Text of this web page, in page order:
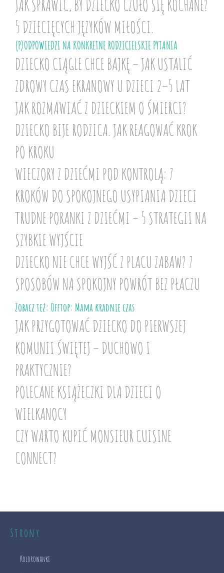
JAK SPRAWIĆ, BY DZIECKO CZUŁO SIĘ KOCHANE?
5 DZIECIĘCYCH JĘZYKÓW MIŁOŚCI.
(P)ODPOWIEDZI NA KONKRETNE RODZICIELSKIE PYTANIA
DZIECKO CIĄGLE CHCE BAJKĘ – JAK USTALIĆ
ZDROWY CZAS EKRANOWY U DZIECI 2–5 LAT
JAK ROZMAWIAĆ Z DZIECKIEM O ŚMIERCI?
DZIECKO BIJE RODZICA. JAK REAGOWAĆ KROK
PO KROKU
WIECZORY Z DZIEĆMI POD KONTROLĄ: 7
KROKÓW DO SPOKOJNEGO USYPIANIA DZIECI
TRUDNE PORANKI Z DZIEĆMI – 5 STRATEGII NA
SZYBKIE WYJŚCIE
DZIECKO NIE CHCE WYJŚĆ Z PLACU ZABAW? 7
SPOSOBÓW NA SPOKOJNY POWRÓT BEZ PŁACZU
Zobacz też: Offtop: Mama kradnie czas
JAK PRZYGOTOWAĆ DZIECKO DO PIERWSZEJ
KOMUNII ŚWIĘTEJ – DUCHOWO I
PRAKTYCZNIE?
POLECANE KSIĄŻECZKI DLA DZIECI O
WIELKANOCY
CZY WARTO KUPIĆ MONSIEUR CUISINE
CONNECT?
Strony
Kolorowanki